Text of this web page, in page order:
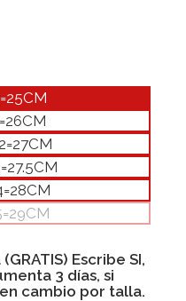
Escribe SI,
3 días, si
cambio por talla.